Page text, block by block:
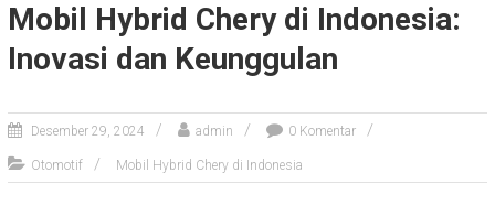
Mobil Hybrid Chery di Indonesia:
Inovasi dan Keunggulan
Desember 29, 2024 admin 0 Komentar
Otomotif Mobil Hybrid Chery di Indonesia